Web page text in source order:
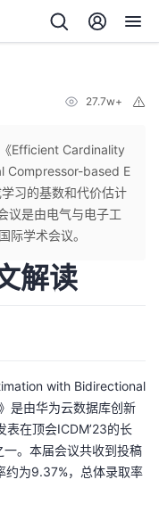
27.7w+
Efficient Cardinality
Compressor-based E
习的基数和代价估计
议是由电气与电子工
际学术会议。
解读
with Bidirectional
是由华为云数据库创新
在顶会ICDM’23的长
。本届会议共收到投稿
为9.37%，总体录取率